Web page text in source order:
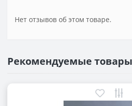
Нет отзывов об этом товаре.
Рекомендуемые товары